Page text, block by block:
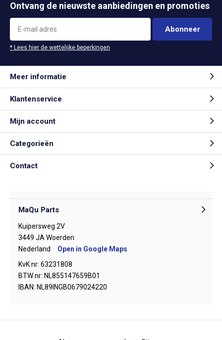
Ontvang de nieuwste aanbiedingen en promoties
Abonneer
* Lees hier de wettelijke beperkingen
Meer informatie
Klantenservice
Mijn account
Categorieën
Contact
MaQu Parts
Kuipersweg 2V
3449 JA Woerden
Nederland
Open in Google Maps
KvK nr: 63231808
BTW nr: NL855147659B01
IBAN: NL89INGB0679024220